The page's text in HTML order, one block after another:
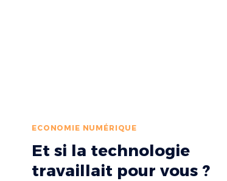
ECONOMIE NUMÉRIQUE
Et si la technologie
travaillait pour vous ?